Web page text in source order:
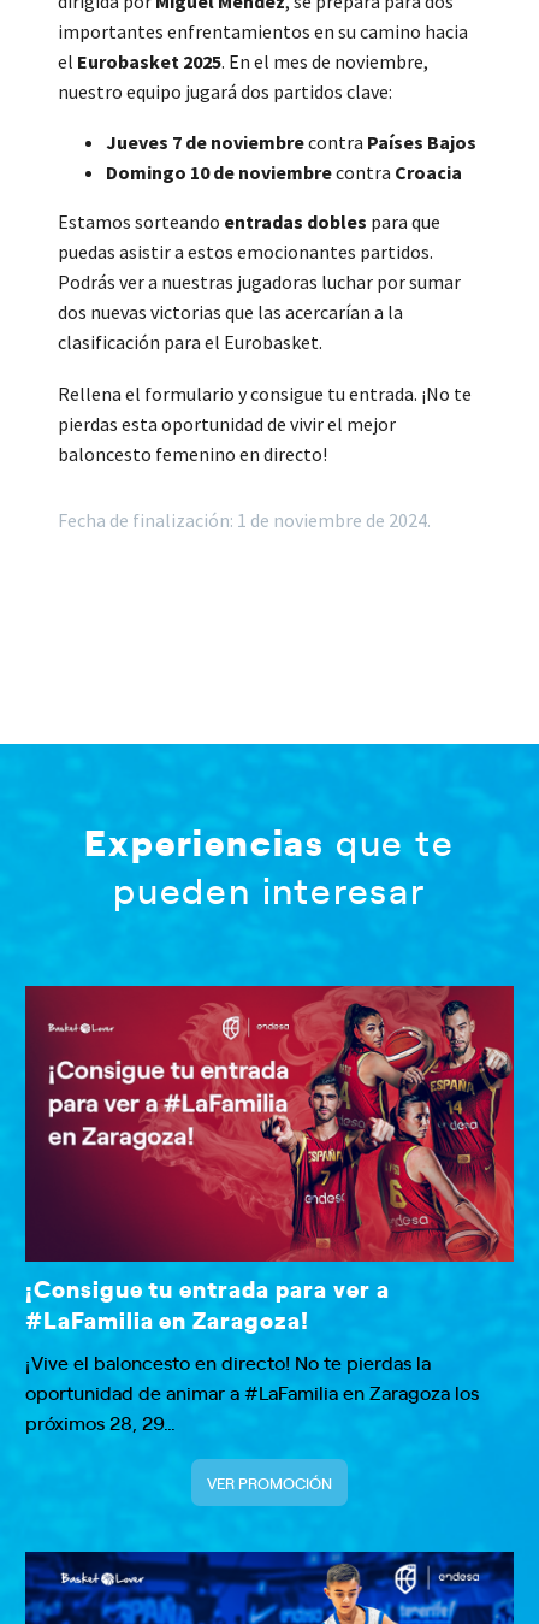
importantes enfrentamientos en su camino hacia
el Eurobasket 2025. En el mes de noviembre,
nuestro equipo jugará dos partidos clave:
Jueves 7 de noviembrecontra Países Bajos
Domingo 10 de noviembrecontra Croacia
Estamos sorteando entradas dobles para que
puedas asistir a estos emocionantes partidos.
Podrás ver a nuestras jugadoras luchar por sumar
dos nuevas victorias que las acercarían a la
clasificación para el Eurobasket.
Rellena el formulario y consigue tu entrada. ¡No te
pierdas esta oportunidad de vivir el mejor
baloncesto femenino en directo!
Fecha de finalización: 1 de noviembre de 2024.
Experiencias que te
pueden interesar
¡Consigue tu entrada para ver a
#LaFamilia en Zaragoza!
¡Vive el baloncesto en directo! No te pierdas la
oportunidad de animar a #LaFamilia en Zaragoza los
próximos 28, 29…
VER PROMOCIÓN